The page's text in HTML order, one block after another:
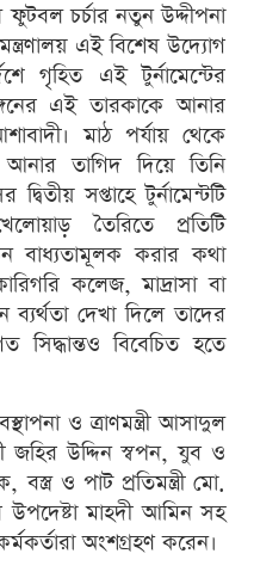
ফুটবল চর্চার নতুন উদ্দীপনা
এই বিশেষ উদ্যোগ
গৃহিত এই টুর্নামেন্টের
এই তারকাকে আনার
মাঠ পর্যায় থেকে
তাগিদ দিয়ে তিনি
সপ্তাহে টুর্নামেন্টটি
তৈরিতে প্রতিটি
বাধ্যতামূলক করার কথা
কলেজ, মাদ্রাসা বা
ব্যর্থতা দেখা দিলে তাদের
বিবেচিত হতে
ও ত্রাণমন্ত্রী আসাদুল
জহির উদ্দিন স্বপন, যুব ও
বস্ত্র ও পাট প্রতিমন্ত্রী মো.
উপদেষ্টা মাহদী আমিন সহ
অংশগ্রহণ করেন।